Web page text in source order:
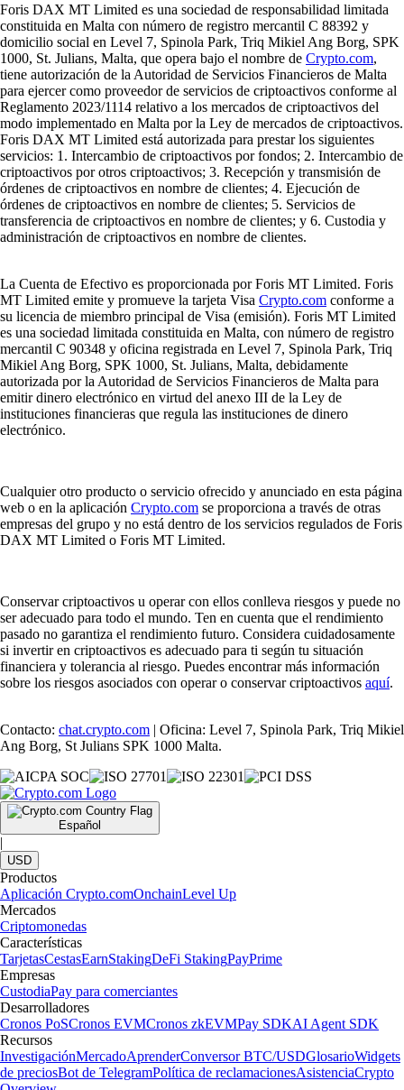
Foris DAX MT Limited es una sociedad de responsabilidad limitada
constituida en Malta con número de registro mercantil C 88392 y
domicilio social en Level 7, Spinola Park, Triq Mikiel Ang Borg, SPK
1000, St. Julians, Malta, que opera bajo el nombre de Crypto.com,
tiene autorización de la Autoridad de Servicios Financieros de Malta
para ejercer como proveedor de servicios de criptoactivos conforme al
Reglamento 2023/1114 relativo a los mercados de criptoactivos del
modo implementado en Malta por la Ley de mercados de criptoactivos.
Foris DAX MT Limited está autorizada para prestar los siguientes
servicios: 1. Intercambio de criptoactivos por fondos; 2. Intercambio de
criptoactivos por otros criptoactivos; 3. Recepción y transmisión de
órdenes de criptoactivos en nombre de clientes; 4. Ejecución de
órdenes de criptoactivos en nombre de clientes; 5. Servicios de
transferencia de criptoactivos en nombre de clientes; y 6. Custodia y
administración de criptoactivos en nombre de clientes.
La Cuenta de Efectivo es proporcionada por Foris MT Limited. Foris
MT Limited emite y promueve la tarjeta Visa Crypto.com conforme a
su licencia de miembro principal de Visa (emisión). Foris MT Limited
es una sociedad limitada constituida en Malta, con número de registro
mercantil C 90348 y oficina registrada en Level 7, Spinola Park, Triq
Mikiel Ang Borg, SPK 1000, St. Julians, Malta, debidamente
autorizada por la Autoridad de Servicios Financieros de Malta para
emitir dinero electrónico en virtud del anexo III de la Ley de
instituciones financieras que regula las instituciones de dinero
electrónico.
Cualquier otro producto o servicio ofrecido y anunciado en esta página
web o en la aplicación Crypto.com se proporciona a través de otras
empresas del grupo y no está dentro de los servicios regulados de Foris
DAX MT Limited o Foris MT Limited.
Conservar criptoactivos u operar con ellos conlleva riesgos y puede no
ser adecuado para todo el mundo. Ten en cuenta que el rendimiento
pasado no garantiza el rendimiento futuro. Considera cuidadosamente
si invertir en criptoactivos es adecuado para ti según tu situación
financiera y tolerancia al riesgo. Puedes encontrar más información
sobre los riesgos asociados con operar o conservar criptoactivos aquí.
Contacto: chat.crypto.com | Oficina: Level 7, Spinola Park, Triq Mikiel
Ang Borg, St Julians SPK 1000 Malta.
Español
|
USD
Productos
Aplicación Crypto.comOnchainLevel Up
Mercados
Criptomonedas
Características
TarjetasCestasEarnStakingDeFi StakingPayPrime
Empresas
CustodiaPay para comerciantes
Desarrolladores
Cronos PoSCronos EVMCronos zkEVMPay SDKAI Agent SDK
Recursos
InvestigaciónMercadoAprenderConversor BTC/USDGlosarioWidgets
de preciosBot de TelegramPolítica de reclamacionesAsistenciaCrypto